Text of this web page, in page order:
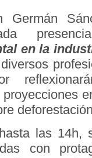
Germán
en la
las 14h,
con